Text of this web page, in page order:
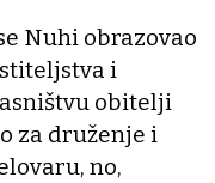
Nuhi obrazovao
i
obitelji
za druženje i
no,